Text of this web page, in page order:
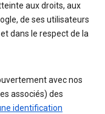
aux droits, aux
de ses utilisateurs
dans le respect de la
avec nos
associés) des
identification